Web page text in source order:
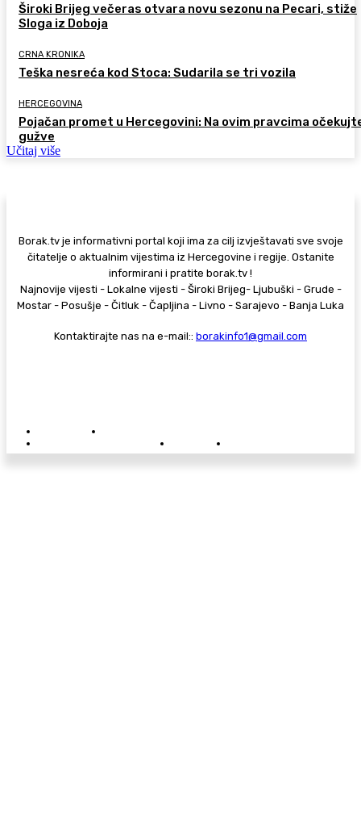
Široki Brijeg večeras otvara novu sezonu na Pecari, stiže
Sloga iz Doboja
CRNA KRONIKA
Teška nesreća kod Stoca: Sudarila se tri vozila
HERCEGOVINA
Pojačan promet u Hercegovini: Na ovim pravcima
gužve
Učitaj više
Borak.tv je informativni portal koji ima za cilj izvještavati sve svoje
čitatelje o aktualnim vijestima iz Hercegovine i regije. Ostanite
informirani i pratite borak.tv !
Najnovije vijesti - Lokalne vijesti - Široki Brijeg- Ljubuški - Grude -
Mostar - Posušje - Čitluk - Čapljina - Livno - Sarajevo - Banja Luka
Kontaktirajte nas na e-mail:: borakinfo1@gmail.com